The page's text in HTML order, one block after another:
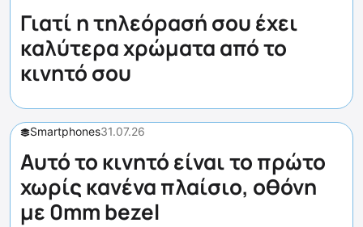
Γιατί η τηλεόρασή σου έχει
καλύτερα χρώματα από το
κινητό σου
Smartphones31.07.26
Αυτό το κινητό είναι το πρώτο
χωρίς κανένα πλαίσιο, οθόνη
με 0mm bezel